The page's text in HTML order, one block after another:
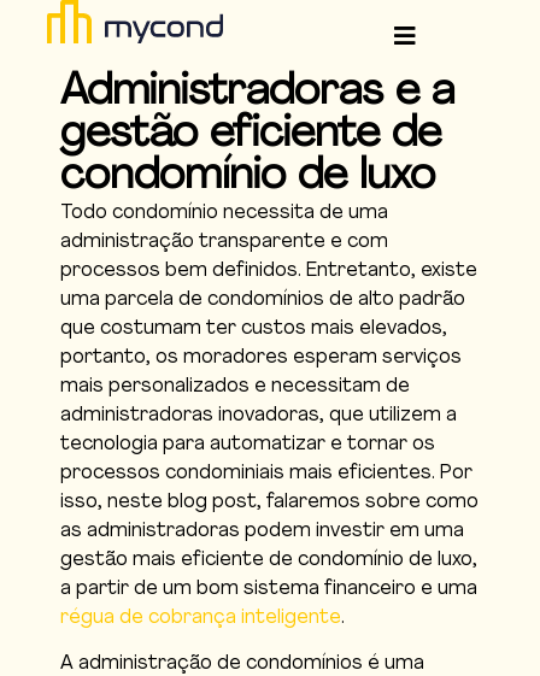
Administradoras e a
gestão eficiente de
condomínio de luxo
Todo condomínio necessita de uma
administração transparente e com
processos bem definidos. Entretanto, existe
uma parcela de condomínios de alto padrão
que costumam ter custos mais elevados,
portanto, os moradores esperam serviços
mais personalizados e necessitam de
administradoras inovadoras, que utilizem a
tecnologia para automatizar e tornar os
processos condominiais mais eficientes. Por
isso, neste blog post, falaremos sobre como
as administradoras podem investir em uma
gestão mais eficiente de condomínio de luxo,
a partir de um bom sistema financeiro e uma
régua de cobrança inteligente.
A administração de condomínios é uma